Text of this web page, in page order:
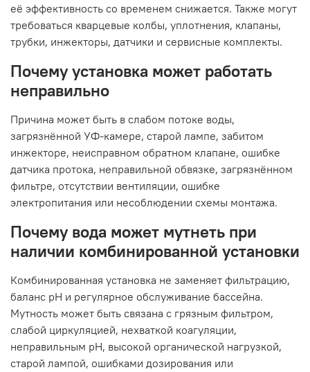
её эффективность со временем снижается. Также могут
требоваться кварцевые колбы, уплотнения, клапаны,
трубки, инжекторы, датчики и сервисные комплекты.
Почему установка может работать
неправильно
Причина может быть в слабом потоке воды,
загрязнённой УФ-камере, старой лампе, забитом
инжекторе, неисправном обратном клапане, ошибке
датчика протока, неправильной обвязке, загрязнённом
фильтре, отсутствии вентиляции, ошибке
электропитания или несоблюдении схемы монтажа.
Почему вода может мутнеть при
наличии комбинированной установки
Комбинированная установка не заменяет фильтрацию,
баланс pH и регулярное обслуживание бассейна.
Мутность может быть связана с грязным фильтром,
слабой циркуляцией, нехваткой коагуляции,
неправильным pH, высокой органической нагрузкой,
старой лампой, ошибками дозирования или